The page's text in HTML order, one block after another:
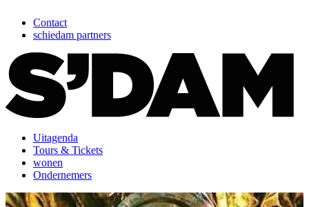
Contact
schiedam partners
Uitagenda
Tours & Tickets
wonen
Ondernemers